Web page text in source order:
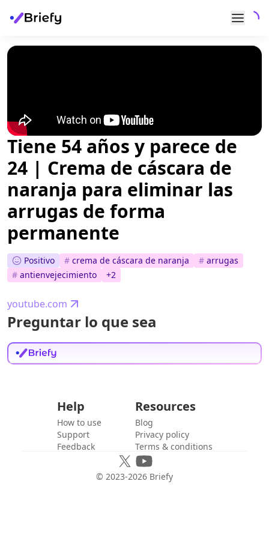
Tiene 54 años y parece de
24 | Crema de cáscara de
naranja para eliminar las
arrugas de forma
permanente
Positivo # crema de cáscara de naranja # arrugas
# antienvejecimiento +2
youtube.com
Preguntar lo que sea
Help
How to use
Support
Feedback
Resources
Blog
Privacy policy
Terms & conditions
© 2023-2026 Briefy